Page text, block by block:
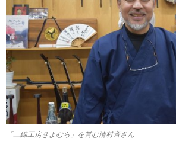
「三線工房きよむら」を営む清村斉さん